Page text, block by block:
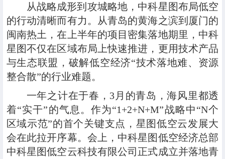
从战略成形到攻城略地，中科星图布局低空
的行动清晰而有力。从青岛的黄海之滨到厦门的
闽南热土，在上半年的项目密集落地期里，中科
星图不仅在区域布局上快速推进，更用技术产品
与生态联盟，破解低空经济“技术落地难、资源
整合散”的行业难题。
一年之计在于春，3月的青岛，海风里都透
着“实干”的气息。作为“1+2+N+M”战略中“N个
区域示范”的首个关键支点， 星图低空云发展大
会在此拉开序幕。会上，中科星图低空经济总部
中科星图低空云科技有限公司正式成立并落地青